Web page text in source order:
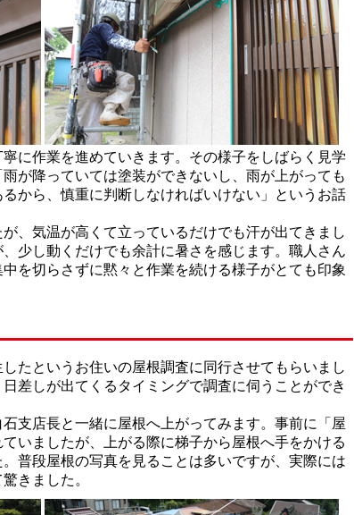
に作業を進めていきます。その様子をしばらく見学
が降っていては塗装ができないし、雨が上がっても
から、慎重に判断しなければいけない」というお話
、気温が高くて立っているだけでも汗が出てきまし
少し動くだけでも余計に暑さを感じます。職人さん
を切らさずに黙々と作業を続ける様子がとても印象
たというお住いの屋根調査に同行させてもらいまし
差しが出てくるタイミングで調査に伺うことができ
支店長と一緒に屋根へ上がってみます。事前に「屋
いましたが、上がる際に梯子から屋根へ手をかける
普段屋根の写真を見ることは多いですが、実際には
きました。